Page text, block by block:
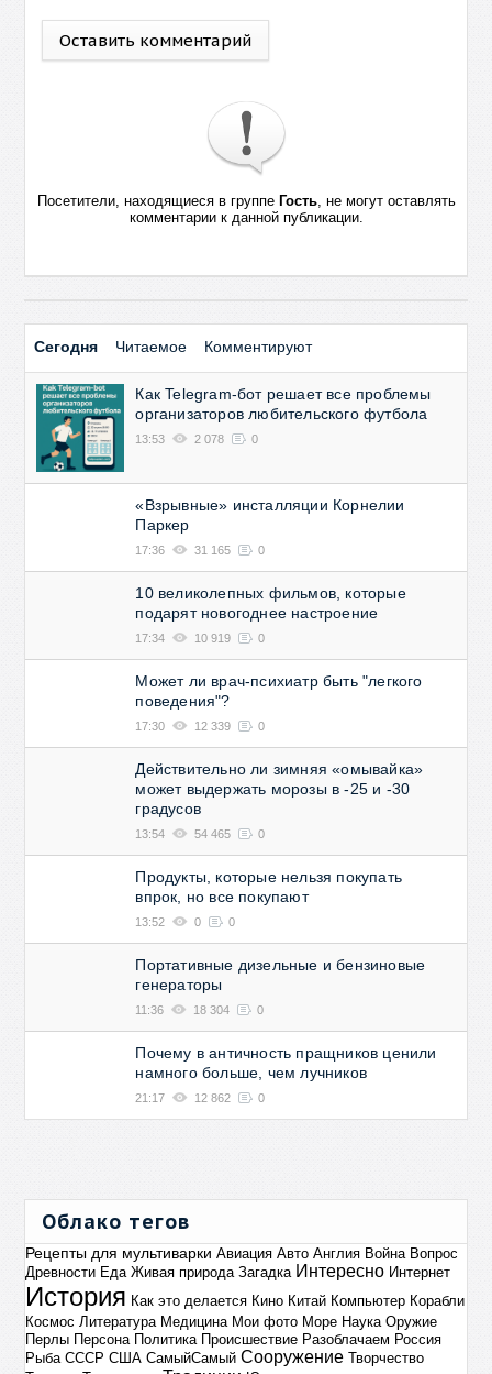
Оставить комментарий
Посетители, находящиеся в группе Гость, не могут оставлять
комментарии к данной публикации.
Сегодня Читаемое Комментируют
Как Telegram-бот решает все проблемы
организаторов любительского футбола
13:53 2 078 0
«Взрывные» инсталляции Корнелии
Паркер
17:36 31 165 0
10 великолепных фильмов, которые
подарят новогоднее настроение
17:34 10 919 0
Может ли врач-психиатр быть "легкого
поведения"?
17:30 12 339 0
Действительно ли зимняя «омывайка»
может выдержать морозы в -25 и -30
градусов
13:54 54 465 0
Продукты, которые нельзя покупать
впрок, но все покупают
13:52 0 0
Портативные дизельные и бензиновые
генераторы
11:36 18 304 0
Почему в античность пращников ценили
намного больше, чем лучников
21:17 12 862 0
Облако тегов
Рецепты для мультиварки Авиация Авто Англия Война Вопрос
Древности Еда Живая природа Загадка Интересно Интернет
История Как это делается Кино Китай Компьютер Корабли
Космос Литература Медицина Мои фото Море Наука Оружие
Перлы Персона Политика Происшествие Разоблачаем Россия
Рыба СССР США СамыйСамый Сооружение Творчество